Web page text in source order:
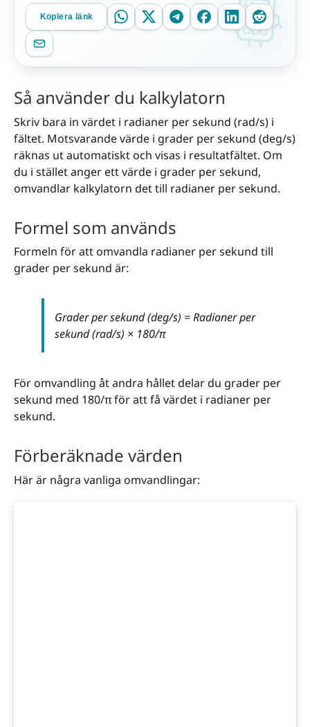
Kopiera länk
Så använder du kalkylatorn
Skriv bara in värdet i radianer per sekund (rad/s) i
fältet. Motsvarande värde i grader per sekund (deg/s)
räknas ut automatiskt och visas i resultatfältet. Om
du i stället anger ett värde i grader per sekund,
omvandlar kalkylatorn det till radianer per sekund.
Formel som används
Formeln för att omvandla radianer per sekund till
grader per sekund är:
Grader per sekund (deg/s) = Radianer per
sekund (rad/s) × 180/π
För omvandling åt andra hållet delar du grader per
sekund med 180/π för att få värdet i radianer per
sekund.
Förberäknade värden
Här är några vanliga omvandlingar: